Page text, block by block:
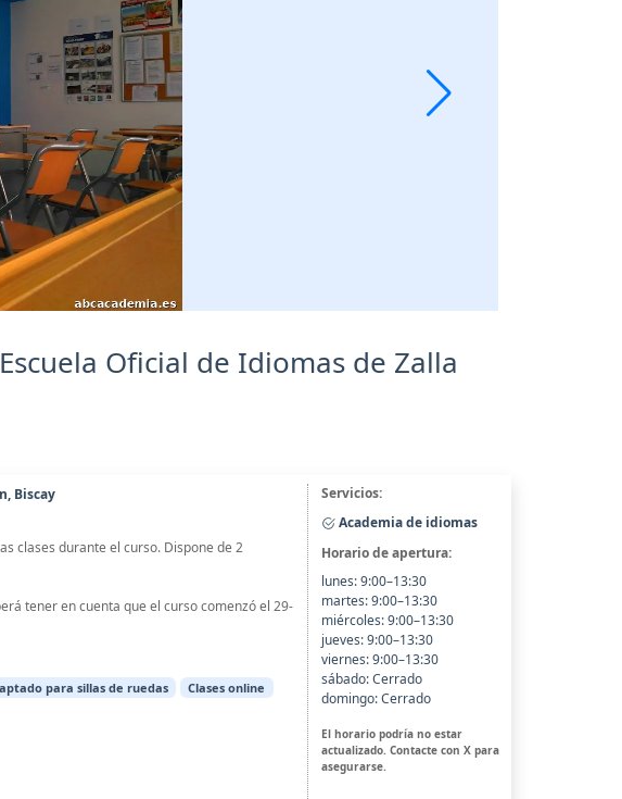
Oficial de Idiomas de Zalla
Biscay
clases durante el curso. Dispone de 2
tener en cuenta que el curso comenzó el 29-
para sillas de ruedas Clases online
Servicios:
Academia de idiomas
Horario de apertura:
lunes: 9:00–13:30
martes: 9:00–13:30
miércoles: 9:00–13:30
jueves: 9:00–13:30
viernes: 9:00–13:30
sábado: Cerrado
domingo: Cerrado
El horario podría no estar
actualizado. Contacte con X para
asegurarse.